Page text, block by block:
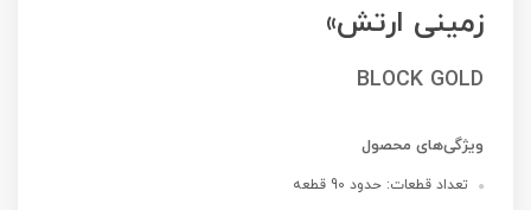
زمینی ارتش»
BLOCK GOLD
ویژگی‌های محصول
تعداد قطعات: حدود 90 قطعه